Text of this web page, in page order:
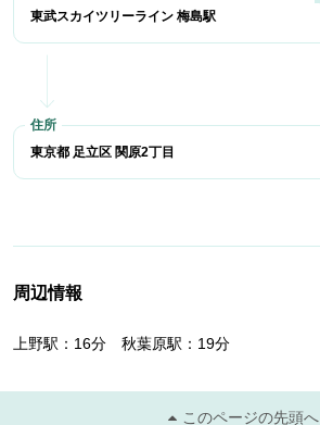
東武スカイツリーライン 梅島駅
東京都 足立区 関原2丁目
周辺情報
上野駅：16分 秋葉原駅：19分
このページの先頭へ